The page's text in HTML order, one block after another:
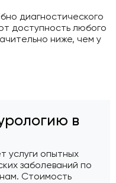
диагностического
доступность любого
ниже, чем у
в
услуги опытных
заболеваний по
Стоимость